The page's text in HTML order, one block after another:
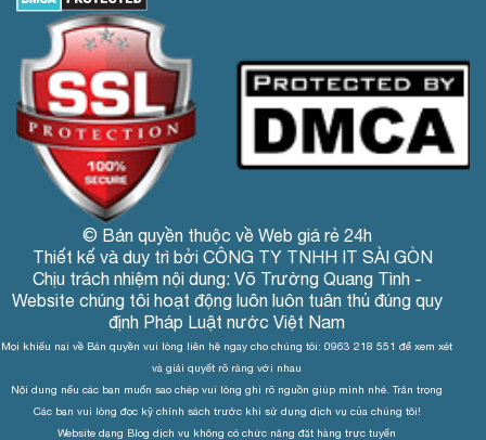
© Bản quyền thuộc về Web giá rẻ 24h
Thiết kế và duy trì bởi CÔNG TY TNHH IT SÀI GÒN
Chịu trách nhiệm nội dung: Võ Trường Quang Tình -
Website chúng tôi hoạt động luôn luôn tuân thủ đúng quy
định Pháp Luật nước Việt Nam
Mọi khiếu nại về Bản quyền vui lòng liên hệ ngay cho chúng tôi: 0963 218 551 để xem xét
và giải quyết rõ ràng với nhau
Nội dung nếu các bạn muốn sao chép vui lòng ghi rõ nguồn giúp mình nhé. Trân trọng
Các bạn vui lòng đọc kỹ chính sách trước khi sử dụng dịch vụ của chúng tôi!
Website dạng Blog dịch vụ không có chức năng đặt hàng trực tuyến